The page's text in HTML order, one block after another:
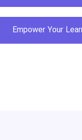
Empower Your